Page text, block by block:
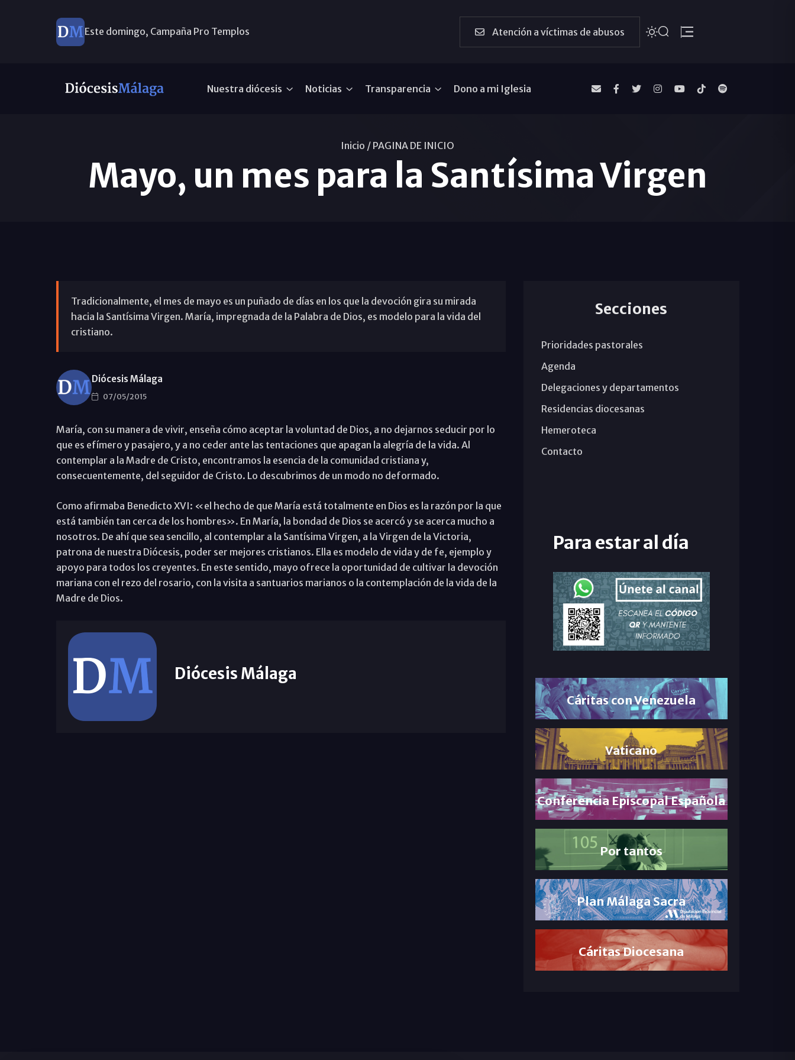
Este domingo, Campaña Pro Templos Atención a víctimas de abusos
Nuestra diócesis Noticias Transparencia Dono a mi Iglesia
Inicio / PAGINA DE INICIO
Mayo, un mes para la Santísima Virgen
Tradicionalmente, el mes de mayo es un puñado de días en los que la devoción gira su mirada
hacia la Santísima Virgen. María, impregnada de la Palabra de Dios, es modelo para la vida del
cristiano.
Diócesis Málaga
07/05/2015
María, con su manera de vivir, enseña cómo aceptar la voluntad de Dios, a no dejarnos seducir por lo
que es efímero y pasajero, y a no ceder ante las tentaciones que apagan la alegría de la vida. Al
contemplar a la Madre de Cristo, encontramos la esencia de la comunidad cristiana y,
consecuentemente, del seguidor de Cristo. Lo descubrimos de un modo no deformado.
Como afirmaba Benedicto XVI: «el hecho de que María está totalmente en Dios es la razón por la que
está también tan cerca de los hombres». En María, la bondad de Dios se acercó y se acerca mucho a
nosotros. De ahí que sea sencillo, al contemplar a la Santísima Virgen, a la Virgen de la Victoria,
patrona de nuestra Diócesis, poder ser mejores cristianos. Ella es modelo de vida y de fe, ejemplo y
apoyo para todos los creyentes. En este sentido, mayo ofrece la oportunidad de cultivar la devoción
mariana con el rezo del rosario, con la visita a santuarios marianos o la contemplación de la vida de la
Madre de Dios.
Diócesis Málaga
Secciones
Prioridades pastorales
Agenda
Delegaciones y departamentos
Residencias diocesanas
Hemeroteca
Contacto
Para estar al día
Cáritas con Venezuela
Vaticano
Conferencia Episcopal Española
Por tantos
Plan Málaga Sacra
Cáritas Diocesana